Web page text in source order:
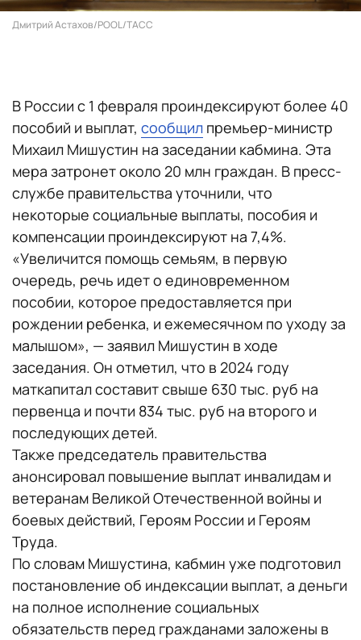
Дмитрий Астахов/POOL/ТАСС
В России с 1 февраля проиндексируют более 40
пособий и выплат, сообщил премьер-министр
Михаил Мишустин на заседании кабмина. Эта
мера затронет около 20 млн граждан. В пресс-
службе правительства уточнили, что
некоторые социальные выплаты, пособия и
компенсации проиндексируют на 7,4%.
«Увеличится помощь семьям, в первую
очередь, речь идет о единовременном
пособии, которое предоставляется при
рождении ребенка, и ежемесячном по уходу за
малышом», — заявил Мишустин в ходе
заседания. Он отметил, что в 2024 году
маткапитал составит свыше 630 тыс. руб на
первенца и почти 834 тыс. руб на второго и
последующих детей.
Также председатель правительства
анонсировал повышение выплат инвалидам и
ветеранам Великой Отечественной войны и
боевых действий, Героям России и Героям
Труда.
По словам Мишустина, кабмин уже подготовил
постановление об индексации выплат, а деньги
на полное исполнение социальных
обязательств перед гражданами заложены в